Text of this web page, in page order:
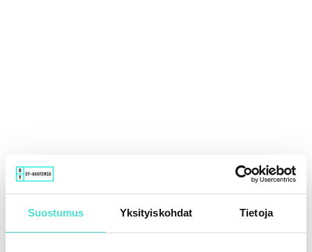
Suostumus Yksityiskohdat Tietoja